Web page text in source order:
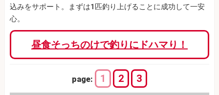
込みをサポート。まずは1匹釣り上げることに成功して一安
心。
昼食そっちのけで釣りにドハマり！
page: 1 2 3